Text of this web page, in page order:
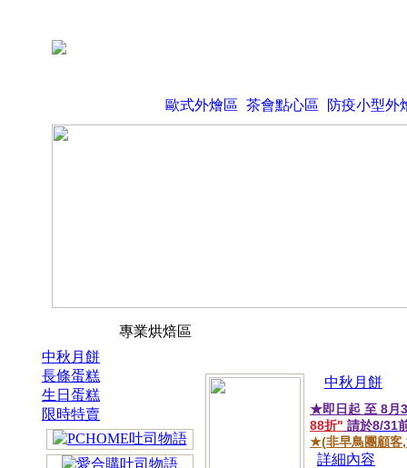
歐式外燴區 茶會點心區 防疫小型外
專業烘焙區
中秋月餅
長條蛋糕
生日蛋糕
限時特賣
中秋月餅
★即日起 至 8月
88折" 請於8/31
★(非早鳥團顧客,
詳細內容